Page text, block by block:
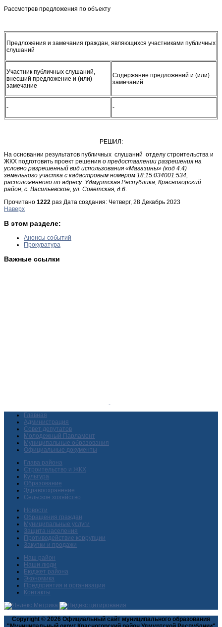
Рассмотрев предложения по объекту
Предложения и замечания граждан, являющихся участниками публичных
слушаний
Участник публичных слушаний,
внесший предложение и (или)
замечание
Содержание предложений и (или)
замечаний
- -
РЕШИЛ:
На основании результатов публичных слушаний отделу строительства и
ЖКХ подготовить проект решения о предоставлении разрешения на
условно разрешенный вид использования «Магазины» (код 4.4)
земельного участка с кадастровым номером 18:15:034001:534,
расположенного по адресу: Удмуртская Республика, Красногорский
район, с. Васильевское, ул. Советская, д.6.
Прочитано 1222 раз Дата создания: Четверг, 28 Декабрь 2023
Наверх
В этом разделе:
Анонсы событий
Прокуратура
Важные ссылки
Главная
Администрация
Совет депутатов
Молодежный Парламент
Муниципальные образования
Официальные документы
Глава района
Строительство и ЖКХ
Культура
Образование
Здравоохранение
Сельское хозяйство
Новости
Обращения граждан
Муниципальные услуги
Защита населения
Противодействие коррупции
Закупки и продажи
Наш район
Наши люди
Бюджет района
Экономика
Предприятия и организации
Контакты
Copyright © 2026 Официальный сайт муниципального образования